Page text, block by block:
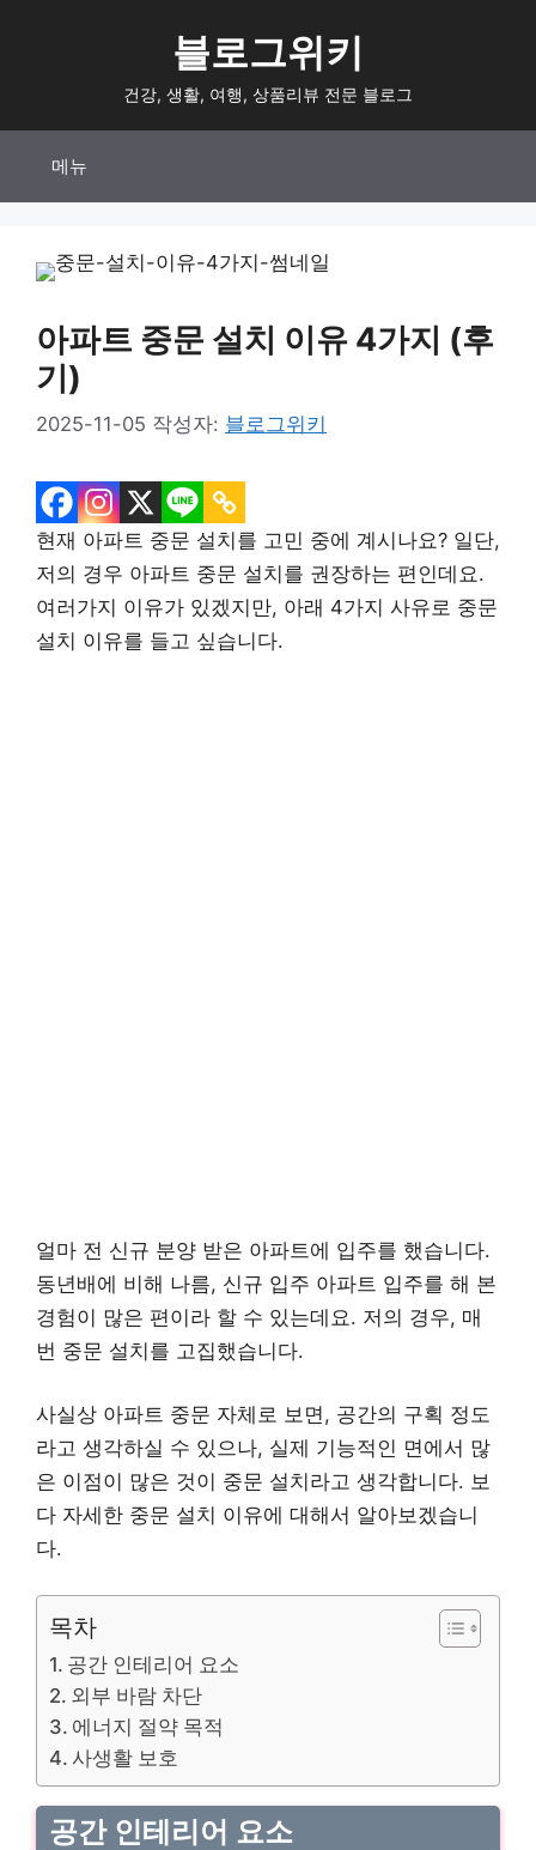
블로그위키
건강, 생활, 여행, 상품리뷰 전문 블로그
메뉴
아파트 중문 설치 이유 4가지 (후
기)
2025-11-05 작성자: 블로그위키
현재 아파트 중문 설치를 고민 중에 계시나요? 일단,
저의 경우 아파트 중문 설치를 권장하는 편인데요.
여러가지 이유가 있겠지만, 아래 4가지 사유로 중문
설치 이유를 들고 싶습니다.
얼마 전 신규 분양 받은 아파트에 입주를 했습니다.
동년배에 비해 나름, 신규 입주 아파트 입주를 해 본
경험이 많은 편이라 할 수 있는데요. 저의 경우, 매
번 중문 설치를 고집했습니다.
사실상 아파트 중문 자체로 보면, 공간의 구획 정도
라고 생각하실 수 있으나, 실제 기능적인 면에서 많
은 이점이 많은 것이 중문 설치라고 생각합니다. 보
다 자세한 중문 설치 이유에 대해서 알아보겠습니
다.
목차
공간 인테리어 요소
외부 바람 차단
에너지 절약 목적
사생활 보호
공간 인테리어 요소